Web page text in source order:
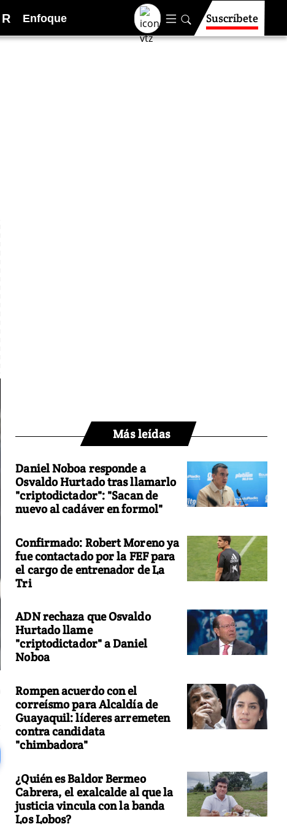
R Enfoque Suscríbete
Más leídas
Daniel Noboa responde a
Osvaldo Hurtado tras llamarlo
"criptodictador": "Sacan de
nuevo al cadáver en formol"
Confirmado: Robert Moreno ya
fue contactado por la FEF para
el cargo de entrenador de La
Tri
ADN rechaza que Osvaldo
Hurtado llame
"criptodictador" a Daniel
Noboa
Rompen acuerdo con el
correísmo para Alcaldía de
Guayaquil: líderes arremeten
contra candidata
"chimbadora"
¿Quién es Baldor Bermeo
Cabrera, el exalcalde al que la
justicia vincula con la banda
Los Lobos?